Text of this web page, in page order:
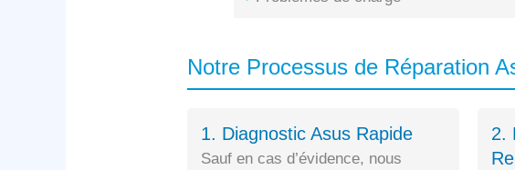
Notre Processus de Réparation
1. Diagnostic Asus Rapide
Sauf en cas d’évidence, nous
2.